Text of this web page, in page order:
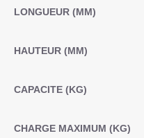
LONGUEUR (MM)
HAUTEUR (MM)
CAPACITE (KG)
CHARGE MAXIMUM (KG)